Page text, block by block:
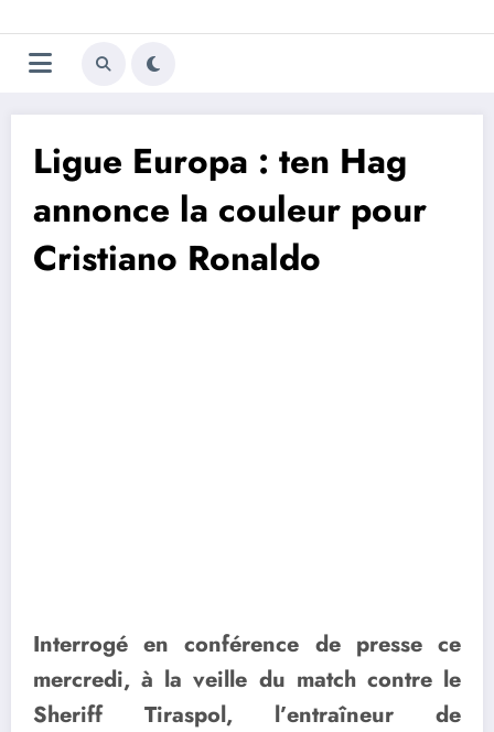
au
contenu
Trivela
L'actualité du football
Ligue Europa : ten Hag
annonce la couleur pour
Cristiano Ronaldo
Interrogé en conférence de presse ce
mercredi, à la veille du match contre le
Sheriff Tiraspol, l’entraîneur de